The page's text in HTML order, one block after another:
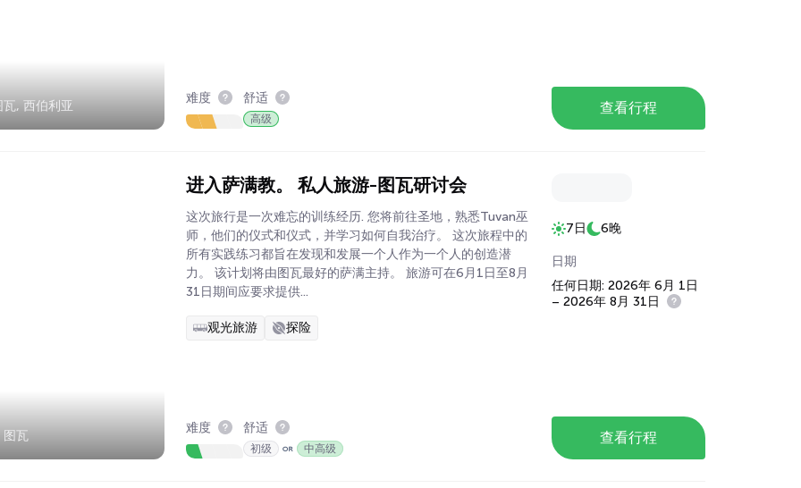
瓦, 西伯利亚
难度 舒适
高级
查看行程
图瓦
进入萨满教。 私人旅游-图瓦研讨会
这次旅行是一次难忘的训练经历. 您将前往圣地，熟悉Tuvan巫
师，他们的仪式和仪式，并学习如何自我治疗。 这次旅程中的
所有实践练习都旨在发现和发展一个人作为一个人的创造潜
力。 该计划将由图瓦最好的萨满主持。 旅游可在6月1日至8月
31日期间应要求提供...
观光旅游 探险
难度 舒适
初级 中高级
7日 6晚
日期
任何日期: 2026年 6月 1日
– 2026年 8月 31日
查看行程